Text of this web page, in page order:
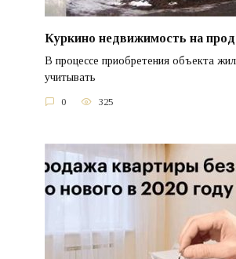
Куркино недвижимость на
В процессе приобретения объекта
учитывать
0 325